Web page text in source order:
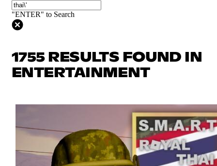
"ENTER" to Search
1755 RESULTS FOUND IN
ENTERTAINMENT